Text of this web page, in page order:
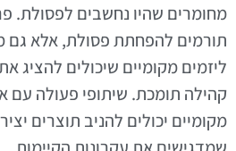
מחומרים שהיו נחשבים לפסולת.
תורמים להפחתת פסולת, אלא גם
ליזמים מקומיים שיכולים להציג
קהילה תומכת. שיתופי פעולה עם
מקומיים יכולים להניב תוצרים